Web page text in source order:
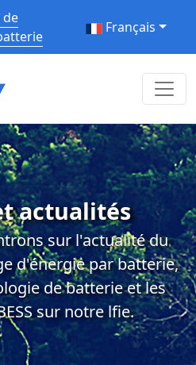
de
Français
actualités
sur l'actualité du
d'énergie par batterie,
de batterie et les
sur notre lfie.